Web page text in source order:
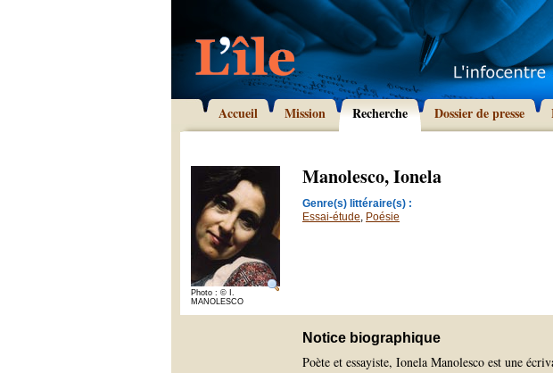
Accueil Mission Recherche Dossier de presse
Photo : © I.
MANOLESCO
Manolesco, Ionela
Genre(s) littéraire(s) :
Essai-étude, Poésie
Notice biographique
Poète et essayiste, Ionela Manolesco est une